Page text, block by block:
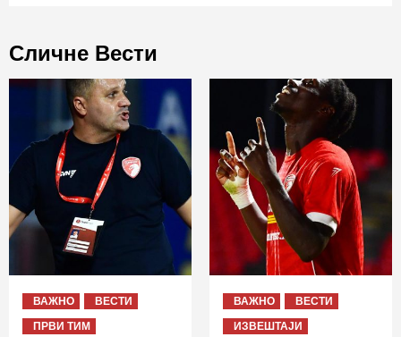
Сличне Вести
ВАЖНО
ВЕСТИ
ПРВИ ТИМ
ВАЖНО
ВЕСТИ
ИЗВЕШТАЈИ